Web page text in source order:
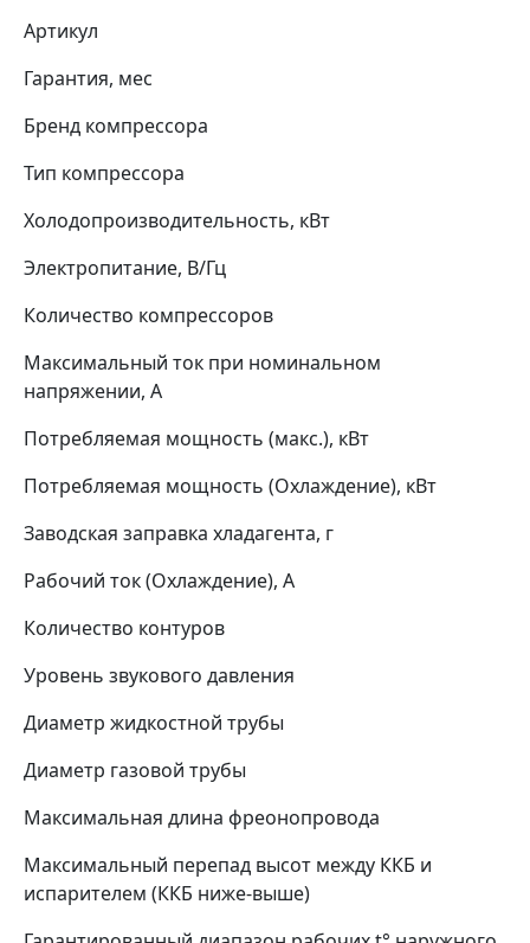
Артикул
Гарантия, мес
Бренд компрессора
Тип компрессора
Холодопроизводительность, кВт
Электропитание, В/Гц
Количество компрессоров
Максимальный ток при номинальном
напряжении, А
Потребляемая мощность (макс.), кВт
Потребляемая мощность (Охлаждение), кВт
Заводская заправка хладагента, г
Рабочий ток (Охлаждение), A
Количество контуров
Уровень звукового давления
Диаметр жидкостной трубы
Диаметр газовой трубы
Максимальная длина фреонопровода
Максимальный перепад высот между ККБ и
испарителем (ККБ ниже-выше)